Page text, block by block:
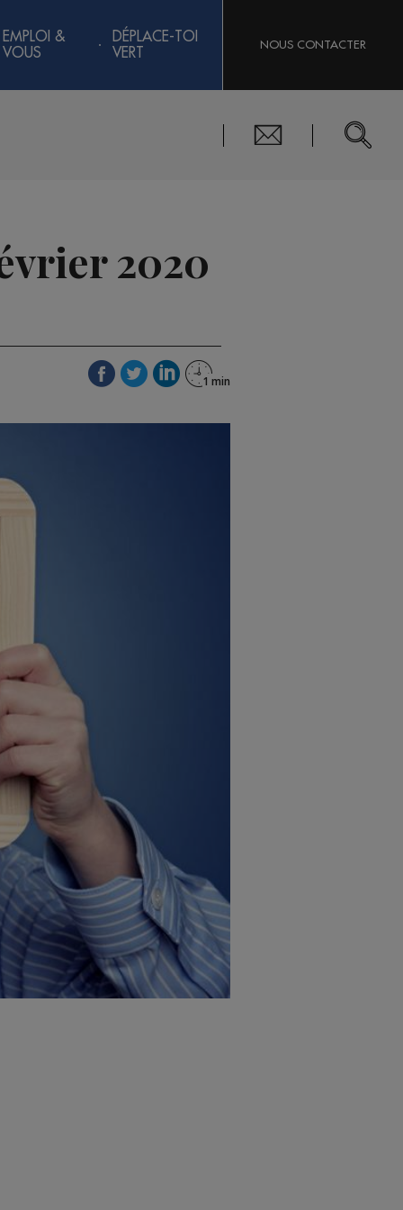
EMPLOI &
VOUS
DÉPLACE-TOI
VERT
NOUS CONTACTER
2020